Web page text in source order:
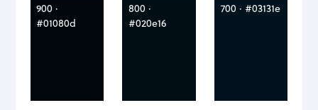
900 ·
#01080d
800 ·
#020e16
700 · #03131e